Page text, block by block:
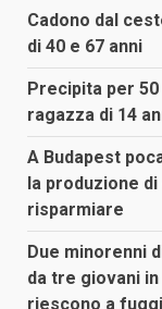
Cadono dal
di 40 e 67 anni
Precipita per
ragazza di 14
A Budapest
la produzione
risparmiare
Due minorenni
da tre giovani
riescono a